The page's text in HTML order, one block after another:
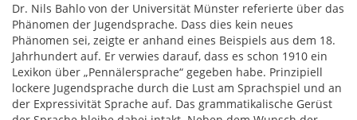
Dr. Nils Bahlo von der Universität Münster referierte über das
Phänomen der Jugendsprache. Dass dies kein neues
Phänomen sei, zeigte er anhand eines Beispiels aus dem 18.
Jahrhundert auf. Er verwies darauf, dass es schon 1910 ein
Lexikon über „Pennälersprache“ gegeben habe. Prinzipiell
lockere Jugendsprache durch die Lust am Sprachspiel und an
der Expressivität Sprache auf. Das grammatikalische Gerüst